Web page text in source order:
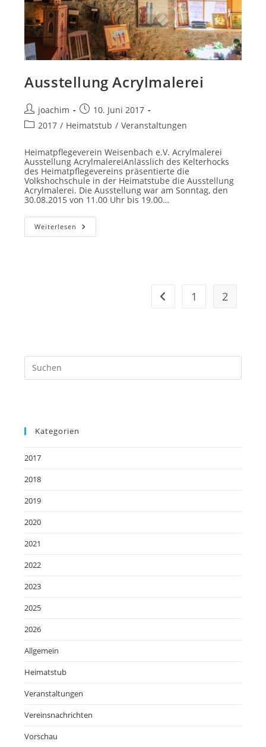
Ausstellung Acrylmalerei
Beitrags-
Autor:
joachim
Beitrag
veröffentlicht:
10. Juni 2017
Beitrags-
2017 / Heimatstub / Veranstaltungen
Heimatpflegeverein Weisenbach e.V. Acrylmalerei
Ausstellung AcrylmalereiAnlässlich des Kelterhocks
des Heimatpflegevereins präsentierte die
Volkshochschule in der Heimatstube die Ausstellung
Acrylmalerei. Die Ausstellung war am Sonntag, den
30.08.2015 von 11.00 Uhr bis 19.00…
Weiterlesen Ausstellung
Acrylmalerei
Zur vorherigen Seite
1 2
Kategorien
2017
2018
2019
2020
2021
2022
2023
2025
2026
Allgemein
Heimatstub
Veranstaltungen
Vereinsnachrichten
Vorschau